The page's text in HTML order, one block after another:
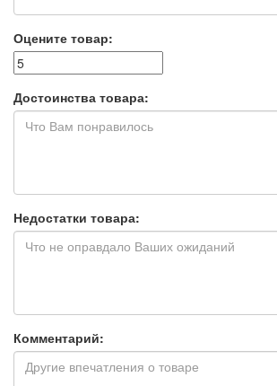
Оцените товар:
Достоинства товара:
Недостатки товара:
Комментарий: